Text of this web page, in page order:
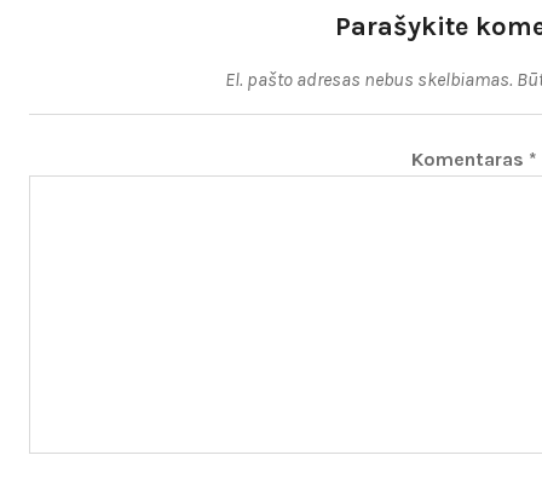
Parašykite
El. pašto adresas nebus skelbiamas.
Komentaras *